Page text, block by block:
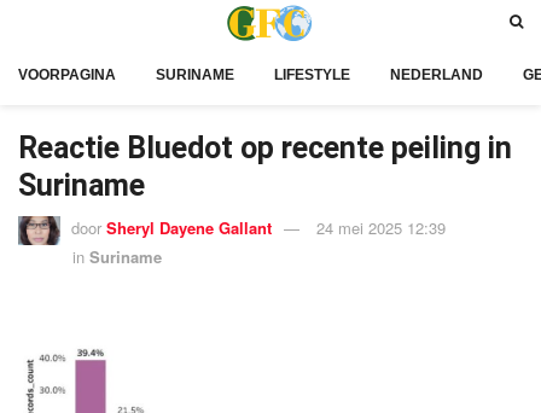
VOORPAGINA SURINAME LIFESTYLE NEDERLAND
Reactie Bluedot op recente peiling in
Suriname
door Sheryl Dayene Gallant
24 mei 2025 12:39
in Suriname